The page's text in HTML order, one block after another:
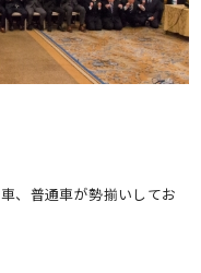
、普通車が勢揃いしてお